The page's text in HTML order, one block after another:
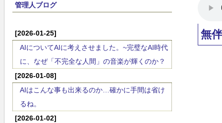
管理人ブログ
[2026-01-25]
AIについてAIに考えさせました。~完璧なAI時代
に、なぜ「不完全な人間」の音楽が輝くのか？
[2026-01-08]
AIはこんな事も出来るのか…確かに手間は省け
るね。
[2026-01-02]
無